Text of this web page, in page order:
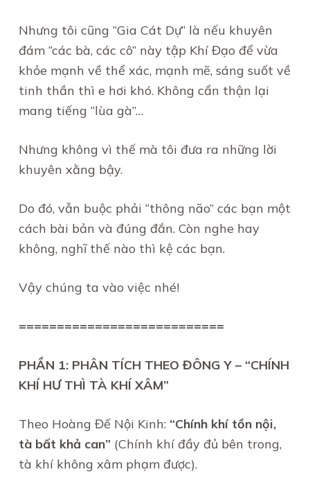
Nhưng tôi cũng “Gia Cát Dự” là nếu khuyên
đám “các bà, các cô” này tập Khí Đạo để vừa
khỏe mạnh về thể xác, mạnh mẽ, sáng suốt về
tinh thần thì e hơi khó. Không cẩn thận lại
mang tiếng “lùa gà”…
Nhưng không vì thế mà tôi đưa ra những lời
khuyên xằng bậy.
Do đó, vẫn buộc phải “thông não” các bạn một
cách bài bản và đúng đắn. Còn nghe hay
không, nghĩ thế nào thì kệ các bạn.
Vậy chúng ta vào việc nhé!
===========================
PHẦN 1: PHÂN TÍCH THEO ĐÔNG Y – “CHÍNH
KHÍ HƯ THÌ TÀ KHÍ XÂM”
Theo Hoàng Đế Nội Kinh: “Chính khí tồn nội,
tà bất khả can” (Chính khí đầy đủ bên trong,
tà khí không xâm phạm được).